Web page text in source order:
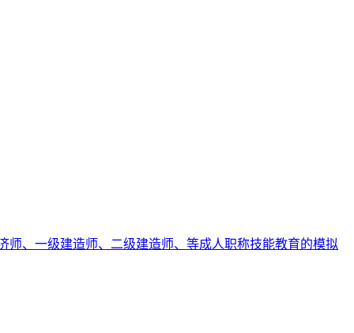
、一级建造师、二级建造师、等成人职称技能教育的模拟